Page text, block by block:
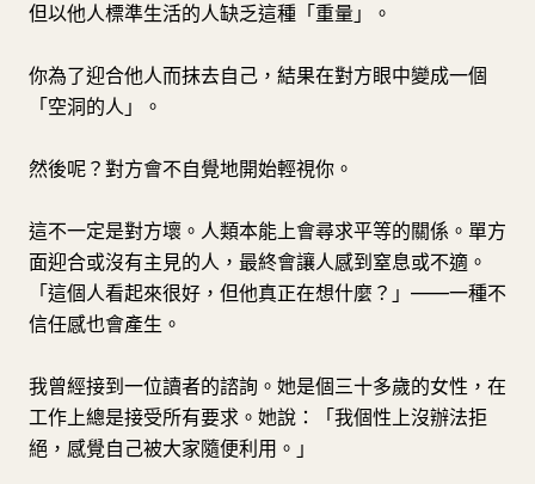
但以他人標準生活的人缺乏這種「重量」。
你為了迎合他人而抹去自己，結果在對方眼中變成一個
「空洞的人」。
然後呢？對方會不自覺地開始輕視你。
這不一定是對方壞。人類本能上會尋求平等的關係。單方
面迎合或沒有主見的人，最終會讓人感到窒息或不適。
「這個人看起來很好，但他真正在想什麼？」——一種不
信任感也會產生。
我曾經接到一位讀者的諮詢。她是個三十多歲的女性，在
工作上總是接受所有要求。她說：「我個性上沒辦法拒
絕，感覺自己被大家隨便利用。」